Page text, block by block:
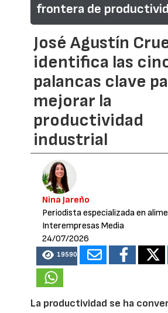
frontera de
José Agustín
identifica las
palancas clave
mejorar la
productividad
industrial
Nina Jareño
Periodista especializada en
Interempresas Media
24/07/2026
19590
La productividad se ha